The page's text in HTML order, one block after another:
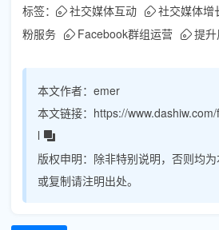
标签： 社交媒体互动 社交媒体增
粉服务
Facebook群组运营 提
本文作者： emer
本文链接： https://
l
版权申明： 除非特别说明，否则均
或复制请注明出处。